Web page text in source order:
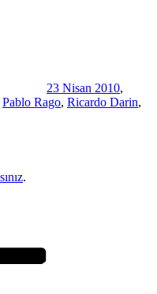
23 Nisan 2010,
Pablo Rago, Ricardo Darin,
.